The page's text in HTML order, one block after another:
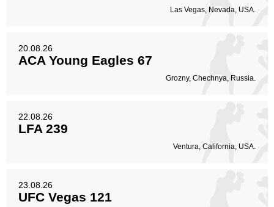
Las Vegas, Nevada, USA.
20.08.26
ACA Young Eagles 67
Grozny, Chechnya, Russia.
22.08.26
LFA 239
Ventura, California, USA.
23.08.26
UFC Vegas 121